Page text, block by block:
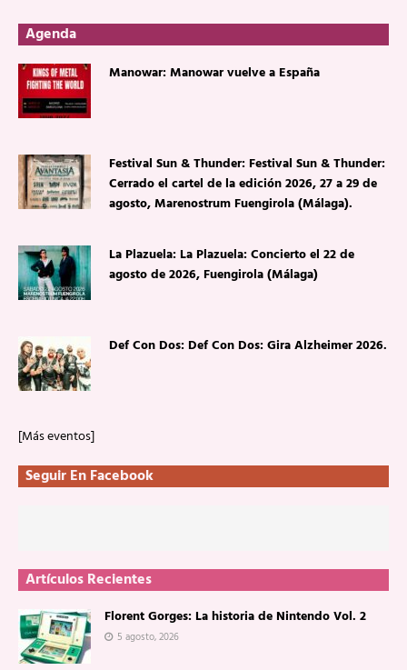
Agenda
Manowar: Manowar vuelve a España
Festival Sun & Thunder: Festival Sun & Thunder:
Cerrado el cartel de la edición 2026, 27 a 29 de
agosto, Marenostrum Fuengirola (Málaga).
La Plazuela: La Plazuela: Concierto el 22 de
agosto de 2026, Fuengirola (Málaga)
Def Con Dos: Def Con Dos: Gira Alzheimer 2026.
[Más eventos]
Seguir En Facebook
Artículos Recientes
Florent Gorges: La historia de Nintendo Vol. 2
5 agosto, 2026